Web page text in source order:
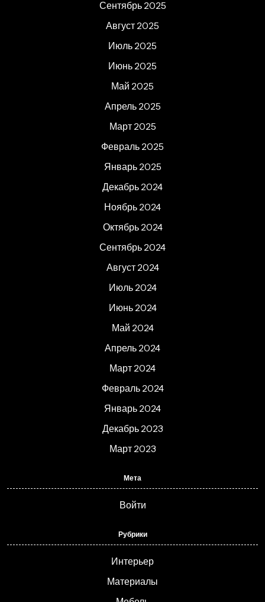
Сентябрь 2025
Август 2025
Июль 2025
Июнь 2025
Май 2025
Апрель 2025
Март 2025
Февраль 2025
Январь 2025
Декабрь 2024
Ноябрь 2024
Октябрь 2024
Сентябрь 2024
Август 2024
Июль 2024
Июнь 2024
Май 2024
Апрель 2024
Март 2024
Февраль 2024
Январь 2024
Декабрь 2023
Март 2023
Мета
Войти
Рубрики
Интерьер
Материалы